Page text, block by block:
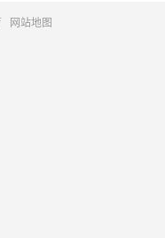
网站地图